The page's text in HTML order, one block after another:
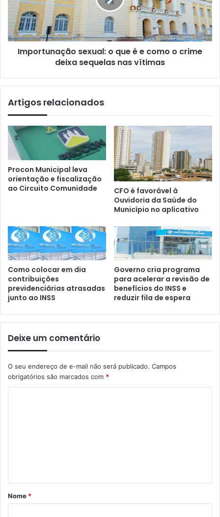
Importunação sexual: o que é e como o crime
deixa sequelas nas vítimas
Artigos relacionados
Procon Municipal leva
orientação e fiscalização
ao Circuito Comunidade
CFO é favorável à
Ouvidoria da Saúde do
Município no aplicativo
Como colocar em dia
contribuições
previdenciárias atrasadas
junto ao INSS
Governo cria programa
para acelerar a revisão de
benefícios do INSS e
reduzir fila de espera
Deixe um comentário
O seu endereço de e-mail não será publicado. Campos
obrigatórios são marcados com *
Nome *